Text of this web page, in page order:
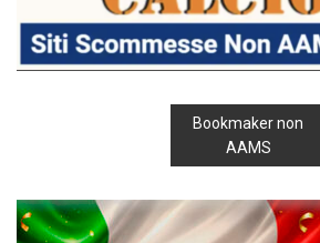
Bookmaker non
AAMS